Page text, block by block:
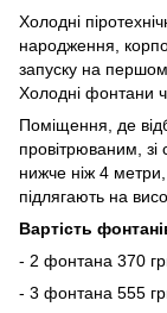
Холодні
народження,
запуску на
Холодні фонтани
Поміщення, де
провітрюваним,
нижче ніж 4 метри,
підлягають на
Вартість
- 2 фонтана 370
- 3 фонтана 555